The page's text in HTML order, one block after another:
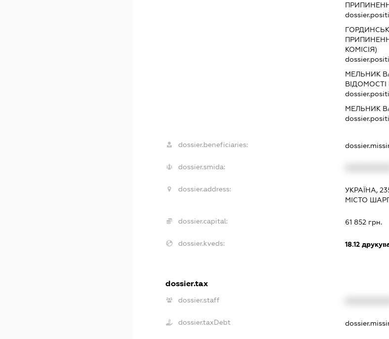
КОМІСІЯ)
МЕЛЬНИК
ВІДОМОСТІ
МЕЛЬНИК
dossier.beneficiaries:
dossier.smida:
dossier.address:
УКРАЇНА,
МІСТО
dossier.capital: 61 852 грн.
dossier.kveds: 18.12
dossier.tax
dossier.staff
dossier.taxDebt